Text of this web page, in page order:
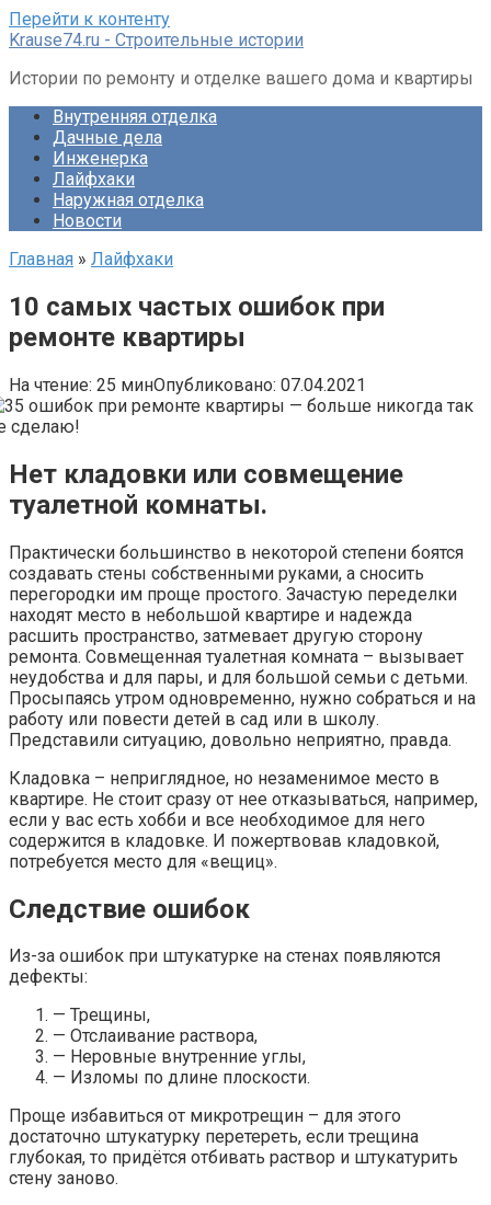
Перейти к контенту
Krause74.ru - Строительные истории
Истории по ремонту и отделке вашего дома и квартиры
Внутренняя отделка
Дачные дела
Инженерка
Лайфхаки
Наружная отделка
Новости
Главная » Лайфхаки
10 самых частых ошибок при
ремонте квартиры
На чтение: 25 минОпубликовано: 07.04.2021
Нет кладовки или совмещение
туалетной комнаты.
Практически большинство в некоторой степени боятся
создавать стены собственными руками, а сносить
перегородки им проще простого. Зачастую переделки
находят место в небольшой квартире и надежда
расшить пространство, затмевает другую сторону
ремонта. Совмещенная туалетная комната – вызывает
неудобства и для пары, и для большой семьи с детьми.
Просыпаясь утром одновременно, нужно собраться и на
работу или повести детей в сад или в школу.
Представили ситуацию, довольно неприятно, правда.
Кладовка – неприглядное, но незаменимое место в
квартире. Не стоит сразу от нее отказываться, например,
если у вас есть хобби и все необходимое для него
содержится в кладовке. И пожертвовав кладовкой,
потребуется место для «вещиц».
Следствие ошибок
Из-за ошибок при штукатурке на стенах появляются
дефекты:
— Трещины,
— Отслаивание раствора,
— Неровные внутренние углы,
— Изломы по длине плоскости.
Проще избавиться от микротрещин – для этого
достаточно штукатурку перетереть, если трещина
глубокая, то придётся отбивать раствор и штукатурить
стену заново.